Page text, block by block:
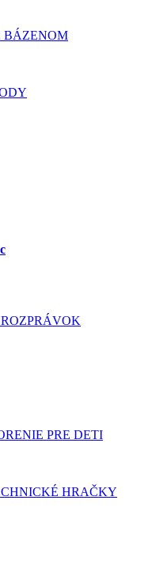
BÁZENOM
PRE DETI
HRAČKY